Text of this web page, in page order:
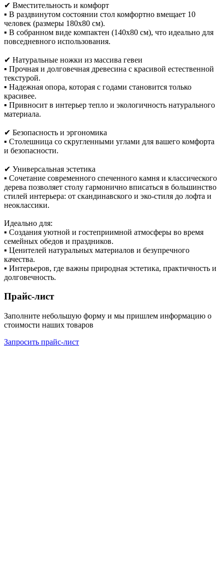
✔ Вместительность и комфорт
▪ В раздвинутом состоянии стол комфортно вмещает 10
человек (размеры 180x80 см).
▪ В собранном виде компактен (140x80 см), что идеально для
повседневного использования.
✔ Натуральные ножки из массива гевеи
▪ Прочная и долговечная древесина с красивой естественной
текстурой.
▪ Надежная опора, которая с годами становится только
красивее.
▪ Привносит в интерьер тепло и экологичность натурального
материала.
✔ Безопасность и эргономика
▪ Столешница со скругленными углами для вашего комфорта
и безопасности.
✔ Универсальная эстетика
▪ Сочетание современного спеченного камня и классического
дерева позволяет столу гармонично вписаться в большинство
стилей интерьера: от скандинавского и эко-стиля до лофта и
неоклассики.
Идеально для:
▪ Создания уютной и гостеприимной атмосферы во время
семейных обедов и праздников.
▪ Ценителей натуральных материалов и безупречного
качества.
▪ Интерьеров, где важны природная эстетика, практичность и
долговечность.
Прайс-лист
Заполните небольшую форму и мы пришлем информацию о
стоимости наших товаров
Запросить прайс-лист